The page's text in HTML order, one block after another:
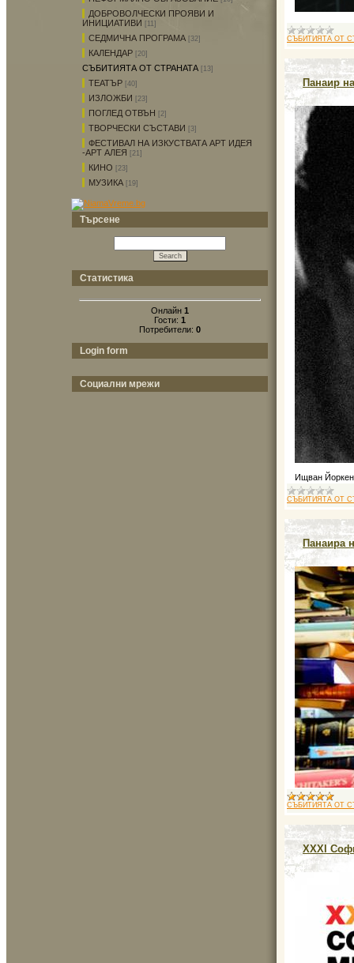
ДОБРОВОЛЧЕСКИ ПРОЯВИ И
ИНИЦИАТИВИ
[11]
СЕДМИЧНА ПРОГРАМА [32]
КАЛЕНДАР [20]
СЪБИТИЯТА ОТ СТРАНАТА [13]
ТЕАТЪР [40]
ИЗЛОЖБИ [23]
ПОГЛЕД ОТВЪН [2]
ТВОРЧЕСКИ СЪСТАВИ [3]
ФЕСТИВАЛ НА ИЗКУСТВАТА АРТ ИДЕЯ
-АРТ АЛЕЯ
[21]
КИНО [23]
МУЗИКА [19]
Търсене
Статистика
Онлайн 1
Гости: 1
Потребители: 0
Login form
Социални мрежи
СЪБИТИЯТА ОТ
Панаир
Ищван Йоркен
СЪБИТИЯТА ОТ
Панаира
СЪБИТИЯТА ОТ
XXXI